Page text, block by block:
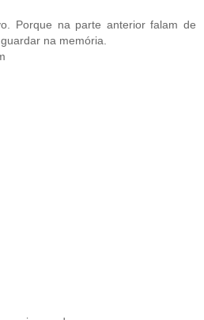
Porque na parte anterior falam de
na memória.